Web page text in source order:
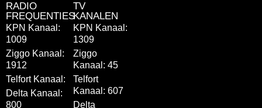
RADIO
FREQUENTIES
KPN Kanaal:
1009
Ziggo Kanaal:
1912
Telfort Kanaal:
Delta Kanaal:
800
TV
KANALEN
KPN Kanaal:
1309
Ziggo
Kanaal: 45
Telfort
Kanaal: 607
Delta